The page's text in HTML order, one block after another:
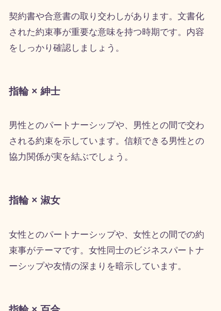
契約書や合意書の取り交わしがあります。文書化
された約束事が重要な意味を持つ時期です。内容
をしっかり確認しましょう。
指輪 × 紳士
男性とのパートナーシップや、男性との間で交わ
される約束を示しています。信頼できる男性との
協力関係が実を結ぶでしょう。
指輪 × 淑女
女性とのパートナーシップや、女性との間での約
束事がテーマです。女性同士のビジネスパートナ
ーシップや友情の深まりを暗示しています。